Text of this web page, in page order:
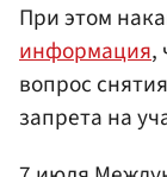
При этом
информация,
вопрос
запрета на